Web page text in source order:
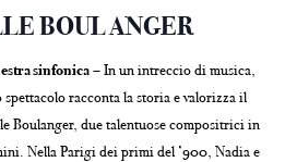
BOULANGER
sinfonica– In un intreccio di musica,
racconta la storia e valorizza il
Boulanger, due talentuose compositrici in
Nella Parigi dei primi del ’900, Nadia e